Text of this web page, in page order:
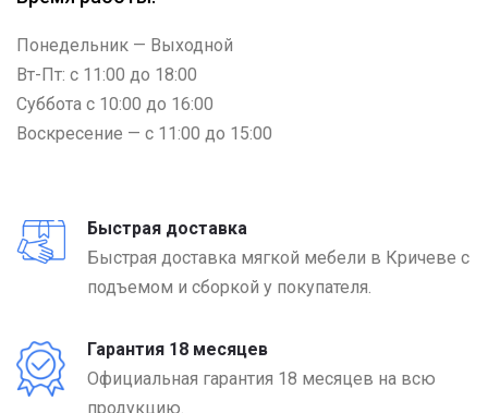
Понедельник — Выходной
Вт-Пт: с 11:00 до 18:00
Суббота с 10:00 до 16:00
Воскресение — c 11:00 до 15:00
Быстрая доставка
Быстрая доставка мягкой мебели в Кричеве с
подъемом и сборкой у покупателя.
Гарантия 18 месяцев
Официальная гарантия 18 месяцев на всю
продукцию.